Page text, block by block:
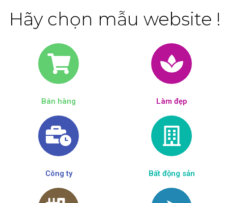
Hãy chọn mẫu website !
Bán hàng Làm đẹp​
Công ty Bất động sản